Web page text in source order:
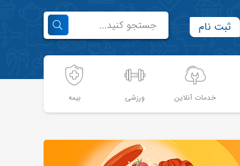
ثبت نام
خدمات آنلاین ورزشی بیمه